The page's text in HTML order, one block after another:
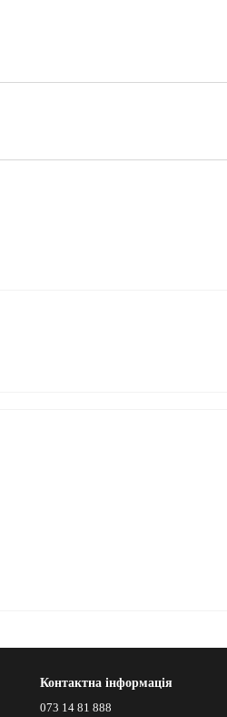
Контактна інформація
073 14 81 888